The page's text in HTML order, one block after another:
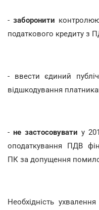
-заборонити
податкового кредиту з
- ввести єдиний
відшкодування
- не застосовувати у
оподаткування ПДВ
ПК за допущення
Необхідність